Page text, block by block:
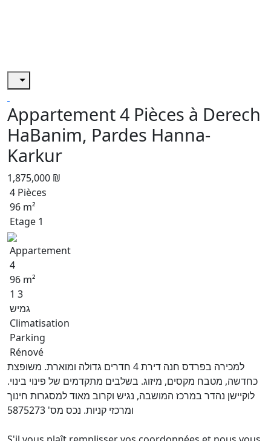
Appartement 4 Pièces à Derech
HaBanim, Pardes Hanna-
Karkur
1,875,000 ₪
4 Pièces
96 m²
Etage 1
Appartement
4
96 m²
1 3
גמיש
Climatisation
Parking
Rénové
למכירה בפרדס חנה דירת 4 חדרים גדולה ומוארת. משופצת
כחדשה, מטבח מקסים, מיזוג. בשלבים מתקדמים של פינוי בינוי.
לוקיישן נהדר במרכז המושבה, נגיש וקרוב מאוד למסגרות חינוך
ומרכזי קניות. נכס מס' 5875273